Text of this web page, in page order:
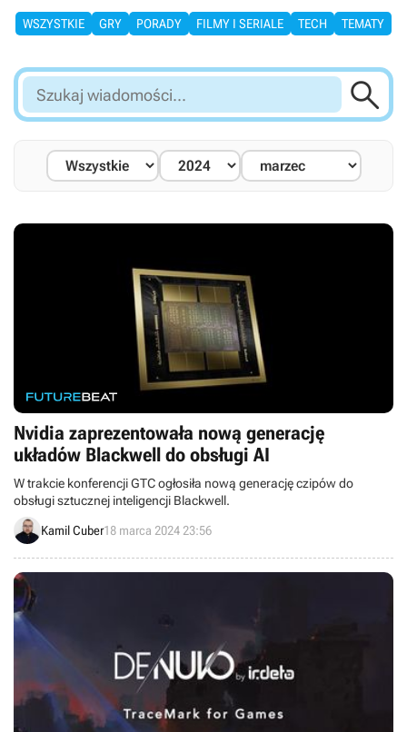
WSZYSTKIE GRY PORADY FILMY I SERIALE TECH TEMATY
Szukaj
wiadomości...

Nvidia zaprezentowała nową generację
układów Blackwell do obsługi AI
W trakcie konferencji GTC ogłosiła nową generację czipów do
obsługi sztucznej inteligencji Blackwell.
Kamil Cuber18 marca 2024 23:56